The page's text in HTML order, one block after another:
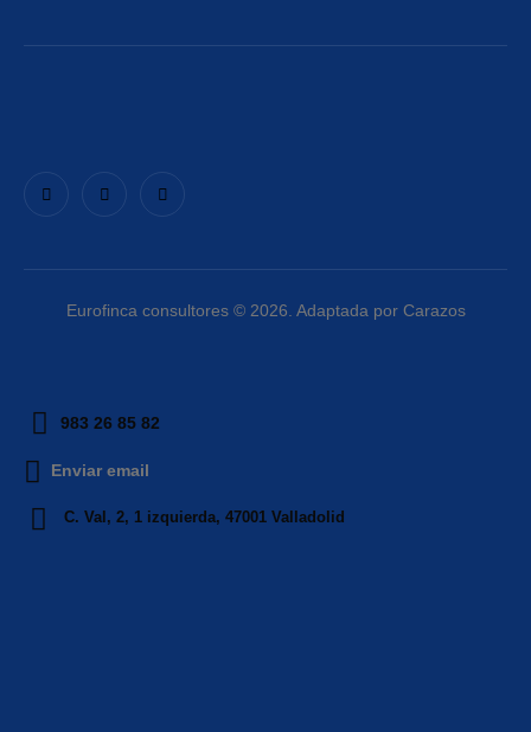
Eurofinca consultores © 2026. Adaptada por Carazos
983 26 85 82
Enviar email
C. Val, 2, 1 izquierda, 47001 Valladolid